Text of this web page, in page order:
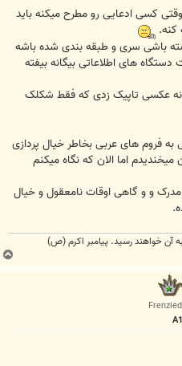
کسی ادعایی رو مطرح میکنه باید
کنه.
باشی سری و طبقه بندی شده باشه
های اطلاعاتی بیگانه بیفته
نه عکسی تاپیک زدی که فقط شکلک
به فروم های عربی بخاطر خیال پردازی
اما الان که نگاه میکنم
و و گاهی اوقات نامعقول و خیال
آن خواهند رسيد. پيامبر اکرم (ص)
ب
ا